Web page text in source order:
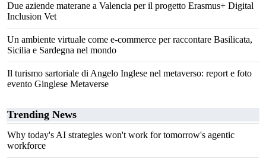
Due aziende materane a Valencia per il progetto Erasmus+ Digital
Inclusion Vet
Un ambiente virtuale come e-commerce per raccontare Basilicata,
Sicilia e Sardegna nel mondo
Il turismo sartoriale di Angelo Inglese nel metaverso: report e foto
evento Ginglese Metaverse
Trending News
Why today's AI strategies won't work for tomorrow's agentic
workforce